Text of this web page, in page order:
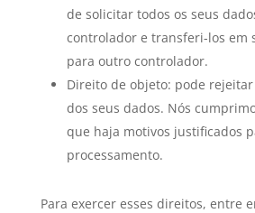
de solicitar todos os seus
controlador e transferi-los em
para outro controlador.
Direito de objeto: pode
dos seus dados. Nós
que haja motivos justificados
processamento.
Para exercer esses direitos, entre